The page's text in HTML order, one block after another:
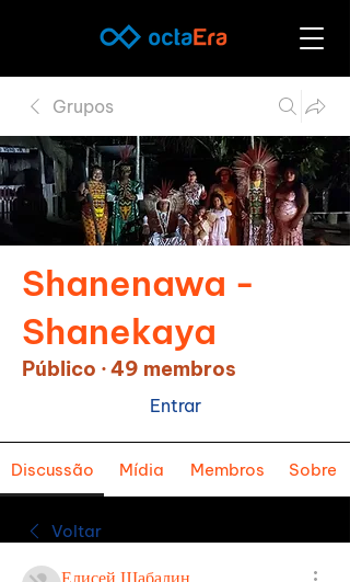
Grupos
Shanenawa -
Shanekaya
Público ·49 membros
Entrar
Discussão Mídia Membros Sobre
Voltar
Елисей Шабалин